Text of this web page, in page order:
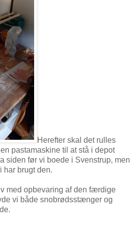
Herefter skal det rulles
pastamaskine til at stå i depot
siden før vi boede i Svenstrup, men
har brugt den.
med opbevaring af den færdige
vi både snobrødsstænger og